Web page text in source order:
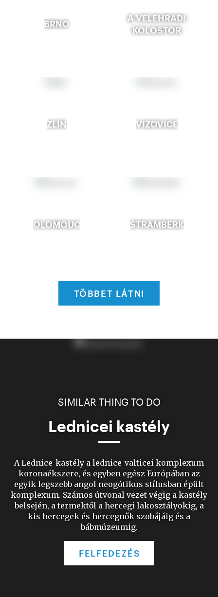
BRNO
A VELEHRADI
KOLOSTOR
ZLÍN VIZOVICE
OLOMOUC ŠTRAMBERK
TÖBBET LÁTNI
SIMILAR THING TO DO
Lednicei kastély
A Lednice-kastély a lednice-valticei komplexum
koronaékszere, és egyben egész Európában az
egyik legszebb angol neogótikus stílusban épült
komplexum. Számos útvonal vezet végig a kastély
belsején, a termektől a hercegi lakosztályokig, a
kis hercegek és hercegnők szobájáig és a
bábmúzeumig.
FELFEDEZÉS